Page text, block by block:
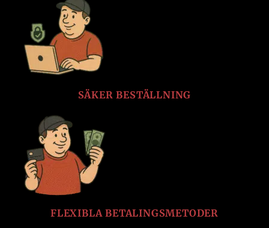
SÄKER BESTÄLLNING
FLEXIBLA BETALINGSMETODER